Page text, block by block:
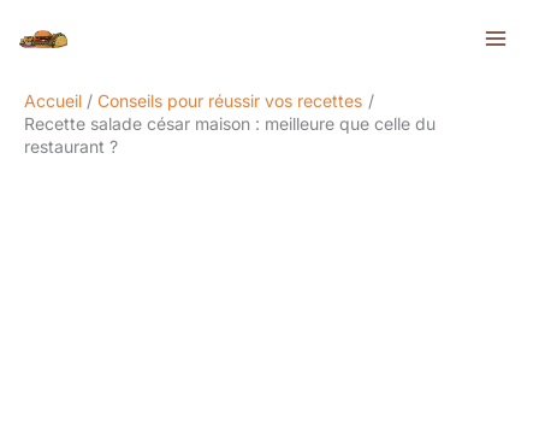
Accueil
Conseils pour réussir vos recettes
Recette salade césar maison : meilleure que celle du
restaurant ?